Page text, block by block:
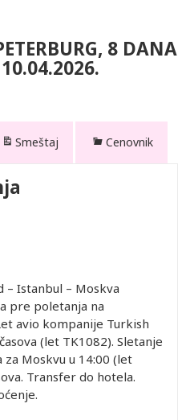
8 DANA
Smeštaj Cenovnik
– Istanbul – Moskva
pre poletanja na
avio kompanije Turkish
(let TK1082). Sletanje
za Moskvu u 14:00 (let
Transfer do hotela.